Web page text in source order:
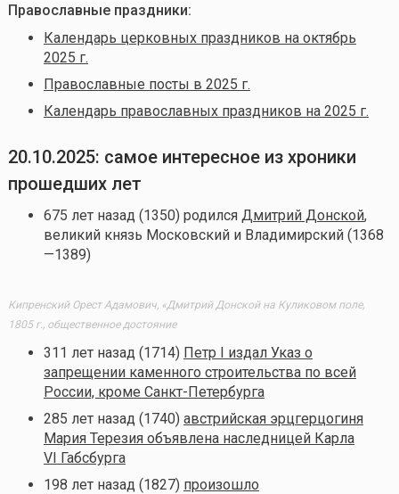
Православные праздники:
Календарь церковных праздников на октябрь
2025 г.
Православные посты в 2025 г.
Календарь православных праздников на 2025 г.
20.10.2025: самое интересное из хроники
прошедших лет
675 лет назад (1350) родился Дмитрий Донской,
великий князь Московский и Владимирский (1368
—1389)
Кипренский Орест Адамович, «Дмитрий Донской на Куликовом поле,
1805 г., общественное достояние
311 лет назад (1714) Петр I издал Указ о
запрещении каменного строительства по всей
России, кроме Санкт-Петербурга
285 лет назад (1740) австрийская эрцгерцогиня
Мария Терезия объявлена наследницей Карла
VI Габсбурга
198 лет назад (1827) произошло